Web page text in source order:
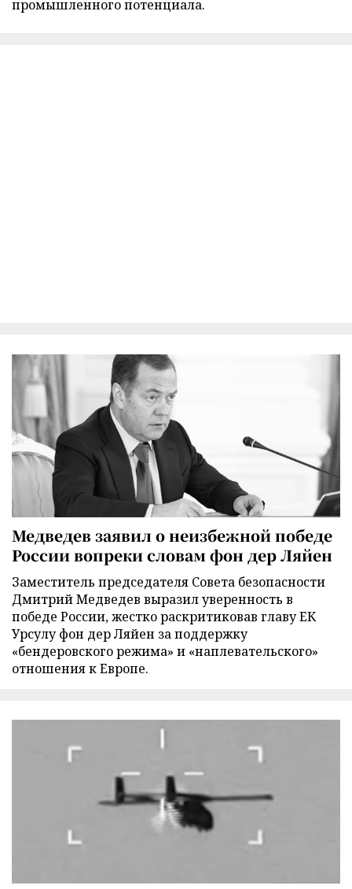
промышленного потенциала.
Медведев заявил о неизбежной победе
России вопреки словам фон дер Ляйен
Заместитель председателя Совета безопасности
Дмитрий Медведев выразил уверенность в
победе России, жестко раскритиковав главу ЕК
Урсулу фон дер Ляйен за поддержку
«бендеровского режима» и «наплевательского»
отношения к Европе.